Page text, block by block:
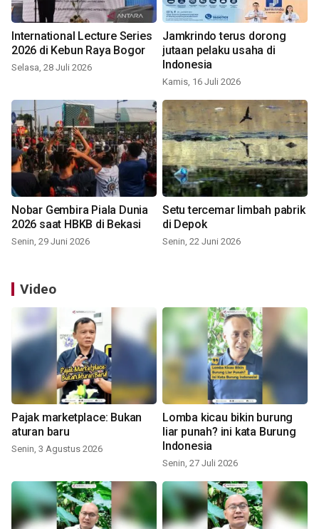
International Lecture Series
2026 di Kebun Raya Bogor
Selasa, 28 Juli 2026
Jamkrindo terus dorong
jutaan pelaku usaha di
Indonesia
Kamis, 16 Juli 2026
Nobar Gembira Piala Dunia
2026 saat HBKB di Bekasi
Senin, 29 Juni 2026
Setu tercemar limbah pabrik
di Depok
Senin, 22 Juni 2026
Video
Pajak marketplace: Bukan
aturan baru
Senin, 3 Agustus 2026
Lomba kicau bikin burung
liar punah? ini kata Burung
Indonesia
Senin, 27 Juli 2026